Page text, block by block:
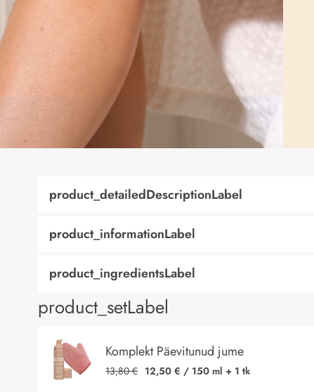
product_detailedDescriptionLabel
product_informationLabel
product_ingredientsLabel
product_setLabel
Komplekt Päevitunud jume
13,80 € 12,50 € / 150 ml + 1 tk